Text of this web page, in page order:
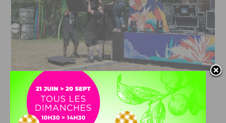
Les techniciens installent les enceintes à côté de la scène de la friche du VYV
festival. Crédit photo : Déböna Bélé / J’aime Dijon